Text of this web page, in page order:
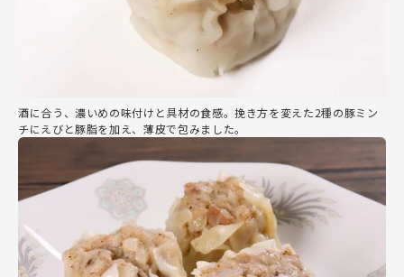
酒に合う、濃いめの味付けと具材の食感。挽き方を変えた2種の豚ミン
チにえびと豚脂を加え、薄皮で包みました。